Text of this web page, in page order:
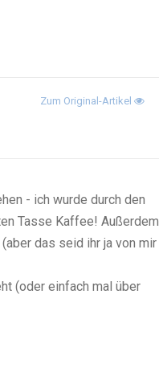
Zum Original-Artikel
- ich wurde durch den
Tasse Kaffee! Außerdem
(aber das seid ihr ja von mir
(oder einfach mal über